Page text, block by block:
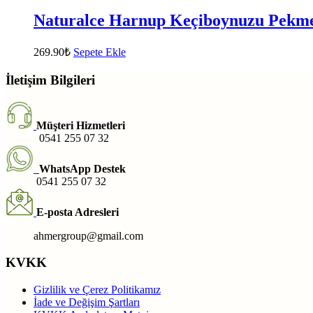
Naturalce Harnup Keçiboynuzu
269.90₺ Sepete Ekle
İletişim Bilgileri
Müşteri Hizmetleri
0541 255 07 32
WhatsApp Destek
0541 255 07 32
E-posta Adresleri
ahmergroup@gmail.com
KVKK
Gizlilik ve Çerez Politikamız
İade ve Değişim Şartları